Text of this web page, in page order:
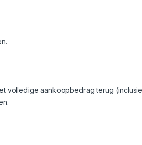
volledige aankoopbedrag terug